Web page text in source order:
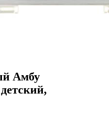
Амбу